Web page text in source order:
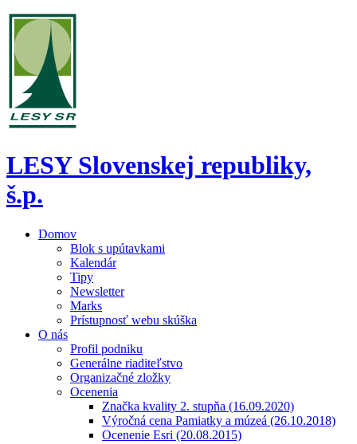
LESY Slovenskej republiky,
š.p.
Domov
Blok s upútavkami
Kalendár
Tipy
Newsletter
Marks
Prístupnosť webu skúška
O nás
Profil podniku
Generálne riaditeľstvo
Organizačné zložky
Ocenenia
Značka kvality 2. stupňa (16.09.2020)
Výročná cena Pamiatky a múzeá (26.10.2018)
Ocenenie Esri (20.08.2015)